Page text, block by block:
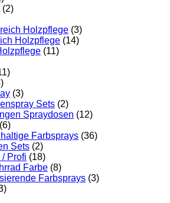
(2)
Holzpflege (3)
Holzpflege (14)
(11)
(3)
Sets (2)
Spraydosen (12)
(6)
Farbsprays (36)
Sets (2)
Profi (18)
Farbe (8)
Farbsprays (3)